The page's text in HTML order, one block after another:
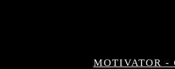
MOTIVATOR -